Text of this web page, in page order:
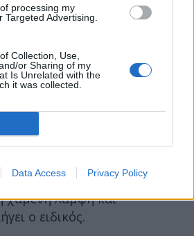
processing my
Targeted Advertising.
Collection, Use,
or Sharing of my
Is Unrelated with the
it was collected.
Data Access Privacy Policy
υπόσχεται να δείξει μία
πολλών μη επεμβατικών
τεχνικές πλαστικής
από μη
κρίνεται από το εάν
φυσικό. Ακόμη και οι
φυσικό αποτέλεσμα,
χαμένη λάμψη και
ο ειδικός.